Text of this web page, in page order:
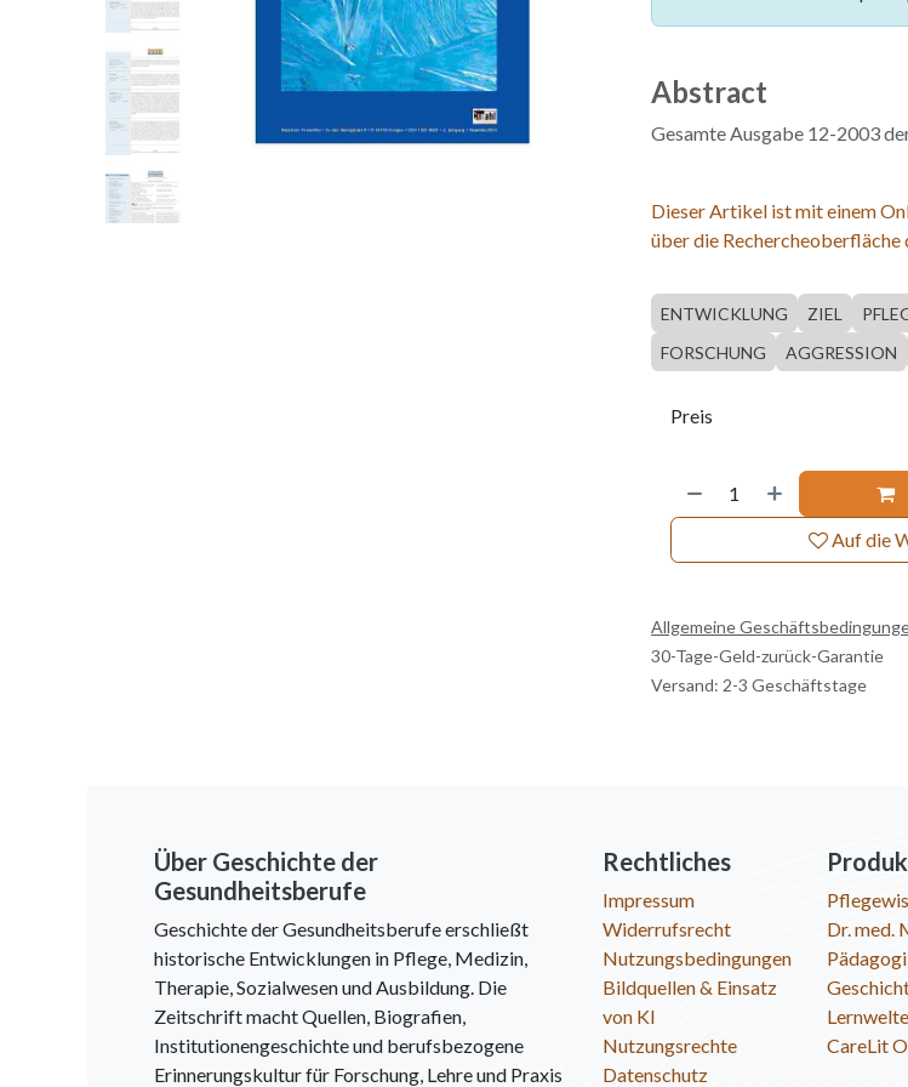
Abstract
Gesamte Ausgabe 12-2003
Dieser Artikel ist mit einem
über die
ENTWICKLUNG ZIEL
FORSCHUNG
AGGRESSION
Auf die
Preis
Allgemeine
30-Tage-Geld-zurück-Garantie
Versand: 2-3 Geschäftstage
Über Geschichte der
Gesundheitsberufe
Geschichte der Gesundheitsberufe erschließt
historische Entwicklungen in Pflege, Medizin,
Therapie, Sozialwesen und Ausbildung. Die
Zeitschrift macht Quellen, Biografien,
Institutionengeschichte und berufsbezogene
Erinnerungskultur für Forschung, Lehre und Praxis
Rechtliches
Impressum
Widerrufsrecht
Nutzungsbedingungen
Bildquellen & Einsatz
von KI
Nutzungsrechte
Datenschutz
Dr. med.
CareLit